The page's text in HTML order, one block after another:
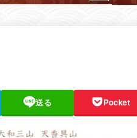
送る Pocket